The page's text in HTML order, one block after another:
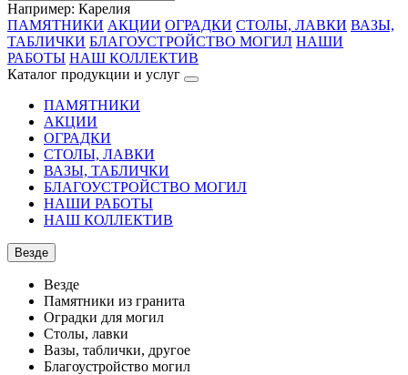
Например: Карелия
ПАМЯТНИКИ АКЦИИ ОГРАДКИ СТОЛЫ, ЛАВКИ ВАЗЫ,
ТАБЛИЧКИ БЛАГОУСТРОЙСТВО МОГИЛ НАШИ
РАБОТЫ НАШ КОЛЛЕКТИВ
Каталог продукции и услуг
ПАМЯТНИКИ
АКЦИИ
ОГРАДКИ
СТОЛЫ, ЛАВКИ
ВАЗЫ, ТАБЛИЧКИ
БЛАГОУСТРОЙСТВО МОГИЛ
НАШИ РАБОТЫ
НАШ КОЛЛЕКТИВ
Везде
Везде
Памятники из гранита
Оградки для могил
Столы, лавки
Вазы, таблички, другое
Благоустройство могил